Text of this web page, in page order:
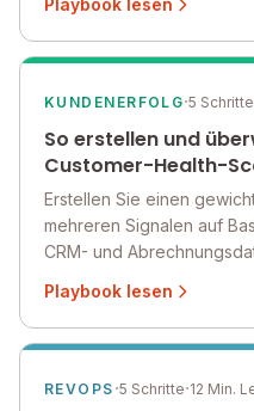
quellenübergreifenden
Playbook lesen
KUNDENERFOLG·5 Schritte
So erstellen und
Customer-Health-
Erstellen Sie einen
mehreren Signalen auf
CRM- und
Dashboard. Kein
Playbook lesen
REVOPS ·5 Schritte·12 Min.